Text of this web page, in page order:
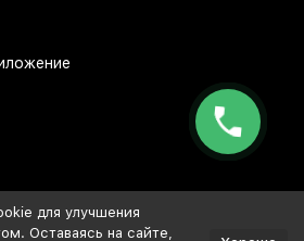
для улучшения
Оставаясь на сайте,